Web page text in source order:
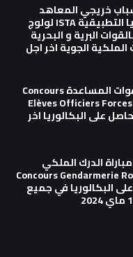
خريجي المعاهد
العليا للتكنولوجيا التطبيقية ISTA لولوج
البرية و البحرية
الجوية اخر اجل
كونكور ضباط القوات المساعدة Concours
Elèves Officiers
على البكالوريا اخر
الدرك الملكي
Concours Gendarmerie
البكالوريا في جميع